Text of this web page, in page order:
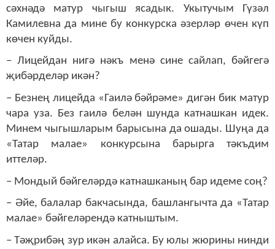
сәхнәдә матур чыгыш ясадык. Укытучым Гүзәл
Камилевна да мине бу конкурска әзерләр өчен күп
көчен куйды.
– Лицейдан нигә нәкъ менә сине сайлап, бәйгегә
җибәрделәр икән?
– Безнең лицейда «Гаилә бәйрәме» дигән бик матур
чара уза. Без гаилә белән шунда катнашкан идек.
Минем чыгышларым барысына да ошады. Шуңа да
«Татар малае» конкурсына барырга тәкъдим
иттеләр.
– Мондый бәйгеләрдә катнашканың бар идеме соң?
– Әйе, балалар бакчасында, башлангычта да «Татар
малае» бәйгеләрендә катныштым.
– Тәҗрибәң зур икән алайса. Бу юлы жюрины нинди